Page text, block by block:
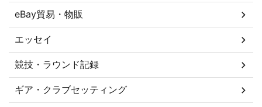
eBay貿易・物販
エッセイ
競技・ラウンド記録
ギア・クラブセッティング